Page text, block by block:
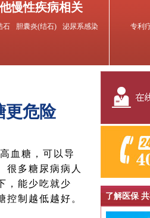
慢性疾病相关
石 胆囊炎(结石) 泌尿系感染 专利
更危险
血糖，可以导
很多糖尿病病人
，能少吃就少
制越低越好。
了解医保